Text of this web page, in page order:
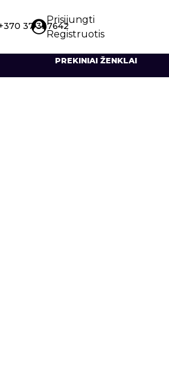
Prisijungti
Registruotis
37 337642
PREKINIAI ŽENKLAI